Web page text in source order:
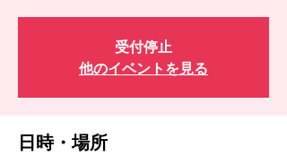
受付停止
他のイベントを見る
日時・場所